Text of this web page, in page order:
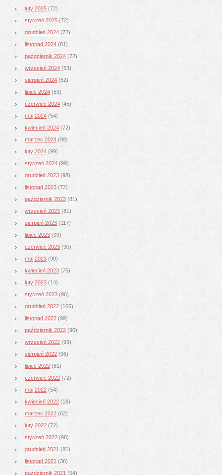
luty 2025 (72)
styczeń 2025 (72)
grudzień 2024 (72)
listopad 2024 (81)
październik 2024 (72)
wrzesień 2024 (53)
sierpień 2024 (52)
lipiec 2024 (53)
czerwiec 2024 (45)
maj 2024 (54)
kwiecień 2024 (72)
marzec 2024 (99)
luty 2024 (99)
styczeń 2024 (99)
grudzień 2023 (98)
listopad 2023 (72)
październik 2023 (81)
wrzesień 2023 (81)
sierpień 2023 (117)
lipiec 2023 (99)
czerwiec 2023 (90)
maj 2023 (90)
kwiecień 2023 (75)
luty 2023 (14)
styczeń 2023 (96)
grudzień 2022 (106)
listopad 2022 (99)
październik 2022 (90)
wrzesień 2022 (99)
sierpień 2022 (96)
lipiec 2022 (81)
czerwiec 2022 (72)
maj 2022 (54)
kwiecień 2022 (18)
marzec 2022 (62)
luty 2022 (72)
styczeń 2022 (98)
grudzień 2021 (81)
listopad 2021 (36)
październik 2021 (54)